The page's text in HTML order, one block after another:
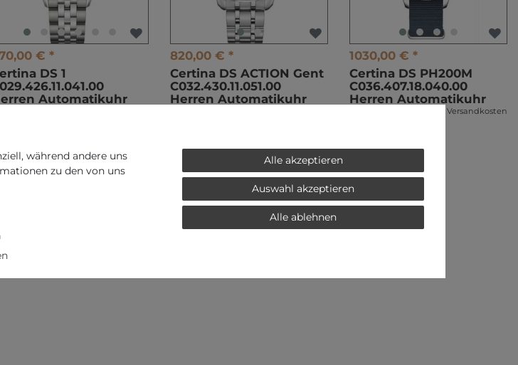
€ *
DS 1
Automatikuhr
820,00 € *
Certina DS ACTION Gent
C032.430.11.051.00
Herren Automatikuhr
1030,00 € *
Certina DS PH200M
C036.407.18.040.00
Herren Automatikuhr
Versandkosten
während andere uns
zu den von uns
Alle akzeptieren
Auswahl akzeptieren
Alle ablehnen